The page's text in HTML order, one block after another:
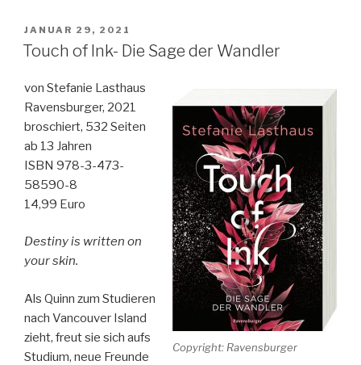
VERÖFFENTLICHT
AM
JANUAR 29, 2021
Touch of Ink- Die Sage der Wandler
Copyright: Ravensburger
von Stefanie Lasthaus
Ravensburger, 2021
broschiert, 532 Seiten
ab 13 Jahren
ISBN 978-3-473-
58590-8
14,99 Euro
Destiny is written on
your skin.
Als Quinn zum Studieren
nach Vancouver Island
zieht, freut sie sich aufs
Studium, neue Freunde